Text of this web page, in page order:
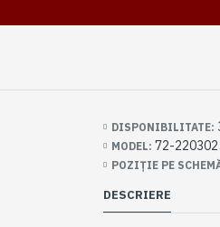
DESCRIERE
DISPONIBILITATE:
MODEL: 72-
POZIȚIE PE